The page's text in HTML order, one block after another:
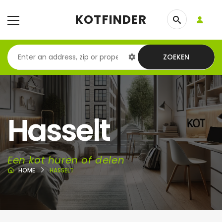
KOTFINDER
ZOEKEN
Hasselt
Een kot huren of delen
HOME HASSELT